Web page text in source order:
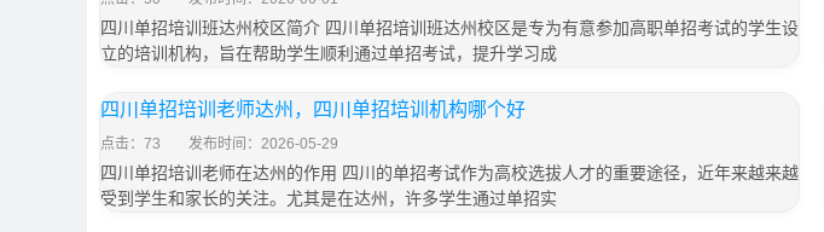
四川单招培训班达州校区简介 四川单招培训班达州校区是专为有意参加高职单招考试的学生设
立的培训机构，旨在帮助学生顺利通过单招考试，提升学习成
四川单招培训老师达州，四川单招培训机构哪个好
点击：73 发布时间：2026-05-29
四川单招培训老师在达州的作用 四川的单招考试作为高校选拔人才的重要途径，近年来越来越
受到学生和家长的关注。尤其是在达州，许多学生通过单招实